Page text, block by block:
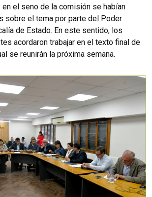
en el seno de la comisión se habían
sobre el tema por parte del Poder
de Estado. En este sentido, los
acordaron trabajar en el texto final de
se reunirán la próxima semana.